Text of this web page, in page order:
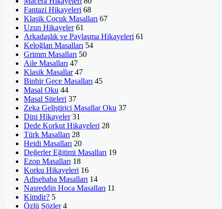
Fantazi Hikayeleri 68
Klasik Çocuk Masalları 67
Uzun Hikayeler 61
Arkadaşlık ve Paylaşma Hikayeleri 61
Keloğlan Masalları 54
Grimm Masalları 50
Aile Masalları 47
Klasik Masallar 47
Binbir Gece Masalları 45
Masal Oku 44
Masal Siteleri 37
Zeka Geliştirici Masallar Oku 37
Dini Hikayeler 31
Dede Korkut Hikayeleri 28
Türk Masalları 28
Heidi Masalları 20
Değerler Eğitimi Masalları 19
Ezop Masalları 18
Korku Hikayeleri 16
Adisebaba Masalları 14
Nasreddin Hoca Masalları 11
Kimdir? 5
Özlü Sözler 4